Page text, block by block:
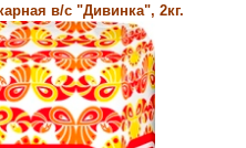
в/с "Дивинка", 2кг.